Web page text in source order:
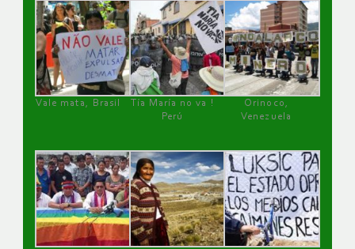
Vale mata, Brasil
Tía María no va !
Perú
Orinoco,
Venezuela